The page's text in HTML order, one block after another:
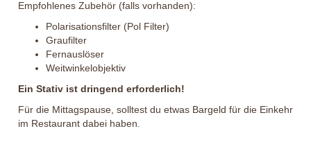
Empfohlenes Zubehör (falls vorhanden):
Polarisationsfilter (Pol Filter)
Graufilter
Fernauslöser
Weitwinkelobjektiv
Ein Stativ ist dringend erforderlich!
Für die Mittagspause, solltest du etwas Bargeld für die Einkehr
im Restaurant dabei haben.